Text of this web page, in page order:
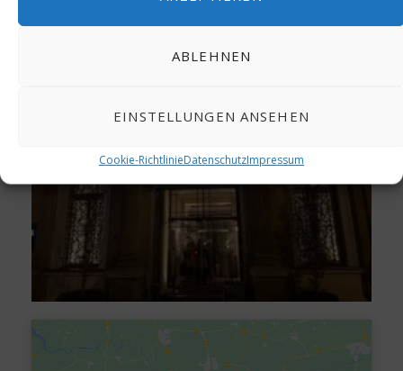
ABLEHNEN
EINSTELLUNGEN ANSEHEN
Cookie-RichtlinieDatenschutzImpressum